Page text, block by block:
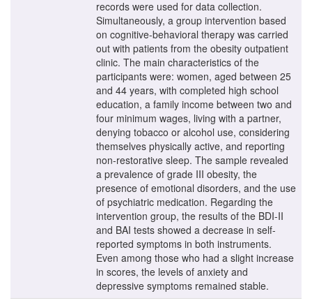
records were used for data collection.
Simultaneously, a group intervention based
on cognitive-behavioral therapy was carried
out with patients from the obesity outpatient
clinic. The main characteristics of the
participants were: women, aged between 25
and 44 years, with completed high school
education, a family income between two and
four minimum wages, living with a partner,
denying tobacco or alcohol use, considering
themselves physically active, and reporting
non-restorative sleep. The sample revealed
a prevalence of grade III obesity, the
presence of emotional disorders, and the use
of psychiatric medication. Regarding the
intervention group, the results of the BDI-II
and BAI tests showed a decrease in self-
reported symptoms in both instruments.
Even among those who had a slight increase
in scores, the levels of anxiety and
depressive symptoms remained stable.